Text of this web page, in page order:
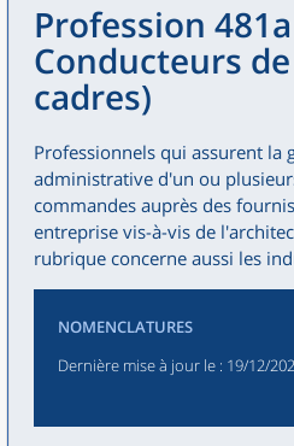
Profession
Conducteurs
cadres)
Professionnels qui assurent la
administrative d'un ou
commandes auprès des
entreprise vis-à-vis de
rubrique concerne aussi les
NOMENCLATURES
Dernière mise à jour le : 19/12/